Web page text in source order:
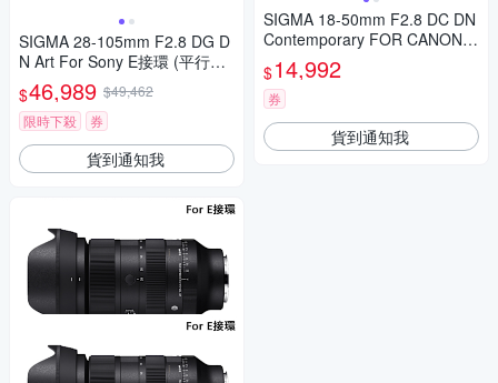
SIGMA 28-105mm F2.8 DG D
N Art For Sony E接環 (平行輸
入)
$46,989 $49,462
限時下殺
券
貨到通知我
SIGMA 18-50mm F2.8 DC DN
Contemporary FOR CANON
公司貨
$14,992
券
貨到通知我